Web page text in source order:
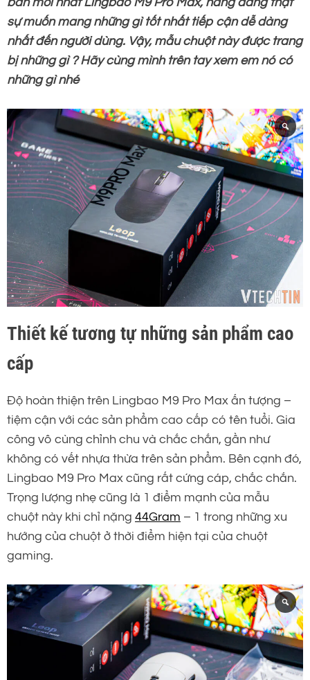
sự muốn mang những gì tốt nhất tiếp cận dễ dàng
nhất đến người dùng. Vậy, mẫu chuột này được trang
bị những gì ? Hãy cùng mình trên tay xem em nó có
những gì nhé
Thiết kế tương tự những sản phẩm cao
cấp
Độ hoàn thiện trên Lingbao M9 Pro Max ấn tượng –
tiệm cận với các sản phẩm cao cấp có tên tuổi. Gia
công vô cùng chỉnh chu và chắc chắn, gần như
không có vết nhựa thừa trên sản phẩm. Bên cạnh đó,
Lingbao M9 Pro Max cũng rất cứng cáp, chắc chắn.
Trọng lượng nhẹ cũng là 1 điểm mạnh của mẫu
chuột này khi chỉ nặng 44Gram – 1 trong những xu
hướng của chuột ở thời điểm hiện tại của chuột
gaming.